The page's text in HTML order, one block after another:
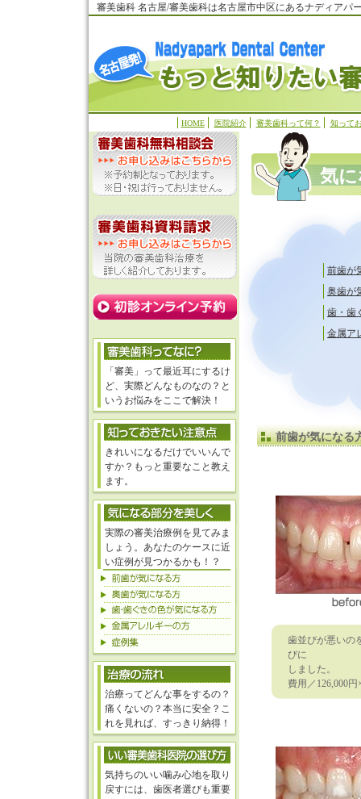
審美歯科 名古屋/審美歯科は名古屋市中区にあるナディアパ
HOME 医院紹介 審美歯科って何？ 知って
気
前歯が
奥歯が
歯・歯
金属ア
前歯が気になる
歯並びが悪いの
びに
しました。
費用／126,000
「審美」って最近耳にするけ
ど、実際どんなものなの？と
いうお悩みをここで解決！
きれいになるだけでいいんで
すか？もっと重要なこと教え
ます。
実際の審美治療例を見てみま
しょう。あなたのケースに近
い症例が見つかるかも！？
治療ってどんな事をするの？
痛くないの？本当に安全？こ
れを見れば、すっきり納得！
気持ちのいい噛み心地を取り
戻すには、歯医者選びも重要